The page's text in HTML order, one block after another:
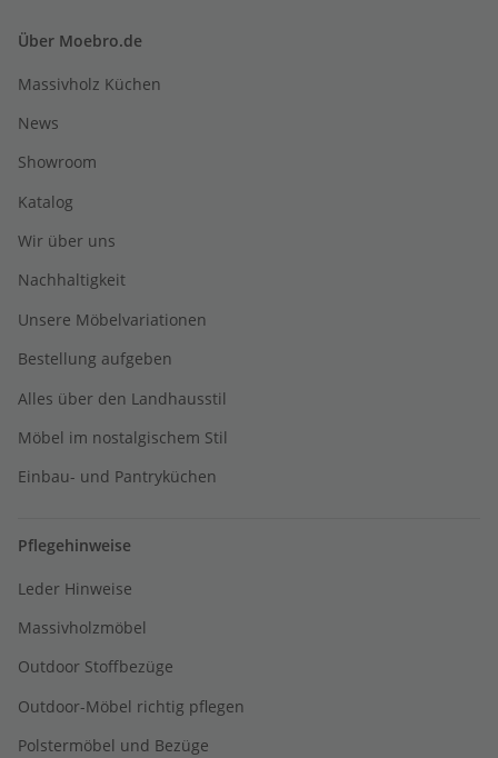
Über Moebro.de
Massivholz Küchen
News
Showroom
Katalog
Wir über uns
Nachhaltigkeit
Unsere Möbelvariationen
Bestellung aufgeben
Alles über den Landhausstil
Möbel im nostalgischem Stil
Einbau- und Pantryküchen
Pflegehinweise
Leder Hinweise
Massivholzmöbel
Outdoor Stoffbezüge
Outdoor-Möbel richtig pflegen
Polstermöbel und Bezüge